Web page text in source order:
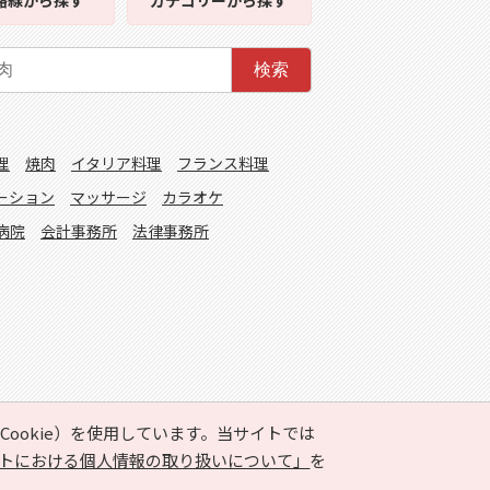
）を使用しています。当サイトでは
における個人情報の取り扱いについて」 を
検索
焼肉 イタリア料理
フランス料理
ション マッサージ
カラオケ
院 会計事務所 法律事務所